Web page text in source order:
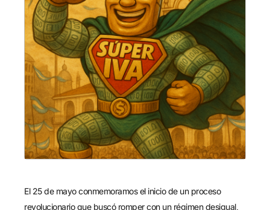
El 25 de mayo conmemoramos el inicio de un proceso
revolucionario que buscó romper con un régimen desigual,